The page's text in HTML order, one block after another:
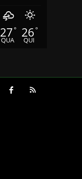
27 °
QUA
26 °
QUI